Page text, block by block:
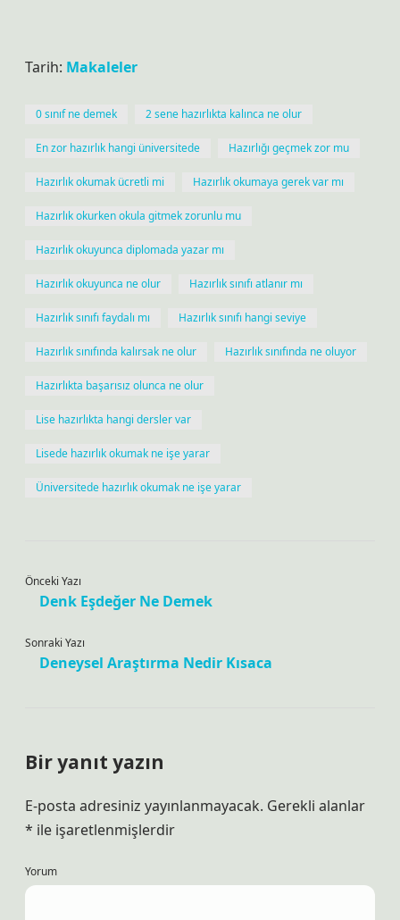
Tarih: Makaleler
0 sınıf ne demek 2 sene hazırlıkta kalınca ne olur
En zor hazırlık hangi üniversitede Hazırlığı geçmek zor mu
Hazırlık okumak ücretli mi Hazırlık okumaya gerek var mı
Hazırlık okurken okula gitmek zorunlu mu
Hazırlık okuyunca diplomada yazar mı
Hazırlık okuyunca ne olur Hazırlık sınıfı atlanır mı
Hazırlık sınıfı faydalı mı Hazırlık sınıfı hangi seviye
Hazırlık sınıfında kalırsak ne olur Hazırlık sınıfında ne oluyor
Hazırlıkta başarısız olunca ne olur
Lise hazırlıkta hangi dersler var
Lisede hazırlık okumak ne işe yarar
Üniversitede hazırlık okumak ne işe yarar
Önceki Yazı
Denk Eşdeğer Ne Demek
Sonraki Yazı
Deneysel Araştırma Nedir Kısaca
Bir yanıt yazın
E-posta adresiniz yayınlanmayacak. Gerekli alanlar
* ile işaretlenmişlerdir
Yorum